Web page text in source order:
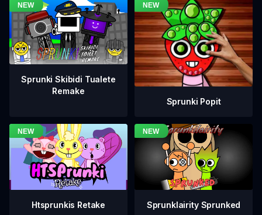
Sprunki Skibidi Tualete
Remake
Sprunki Popit
Htsprunkis Retake Sprunklairity Sprunked